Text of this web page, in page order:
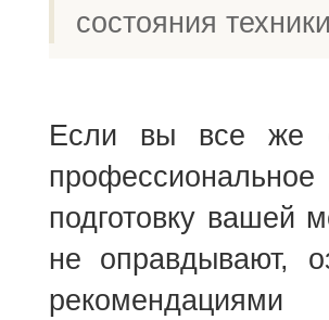
состояния
Если вы все же
подготовку вашей
не оправдывают,